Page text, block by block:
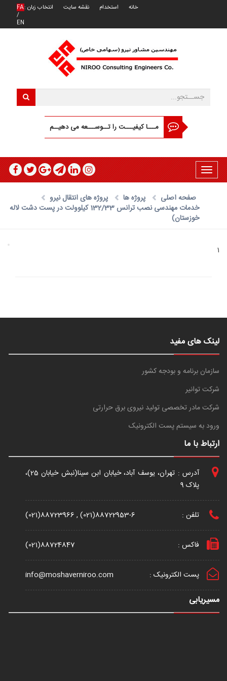
انتخاب زبان :FA
/
EN
نقشه سایت استخدام خانه
مـــا کیفیـــت را تــوســـعه می دهیــم
Toggle
navigation
صفحه اصلی
پروژه ها
پروژه های انتقال نیرو
خدمات مهندسی نصب ترانس 132/33 کیلوولت در پست دشت لاله
خوزستان)
1
لینک های مفید
سازمان برنامه و بودجه کشور
شرکت توانیر
شرکت مادر تخصصی تولید نیروی برق حرارتی
ورود به سیستم پست الکترونیک
ارتباط با ما
آدرس : تهران، یوسف آباد، خیابان ابن سینا(نبش خیابان 25)،
پلاک 9
تلفن : (021)88723966 , (021)88722953-6
فاکس : (021)88724847
پست الکترونیک : info@moshaverniroo.com
مسیریابی